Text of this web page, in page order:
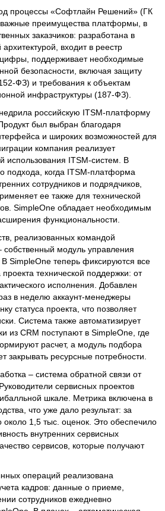
процессы «Софтлайн Решений» (ГК
преимущества платформы, в
заказчиков: разработана в
входит в реестр
поддерживает необходимые
безопасности, включая защиту
ФЗ) и требования к объектам
инфраструктуры (187-ФЗ).
российскую ITSM-платформу
был выбран благодаря
и широких возможностей для
компания реализует
использования ITSM-систем. В
подхода, когда ITSM-платформа
сотрудников и подрядчиков,
ее также для технической
SimpleOne обладает необходимым
функциональности.
реализованных командой
модуль управления
SimpleOne теперь фиксируются все
технической поддержки: от
исполнения. Добавлен
в неделю аккаунт-менеджеры
статуса проекта, что позволяет
Система также автоматизирует
из CRM поступают в SimpleOne, где
расчет, а модуль подбора
закрывать ресурсные потребности.
– система обратной связи от
сервисных проектов
шкале. Метрика включена в
что уже дало результат: за
около 1,5 тыс. оценок. Это обеспечило
внутренних сервисных
сервисов, которые получают
операций реализована
кадров: данные о приеме,
сотрудников ежедневно